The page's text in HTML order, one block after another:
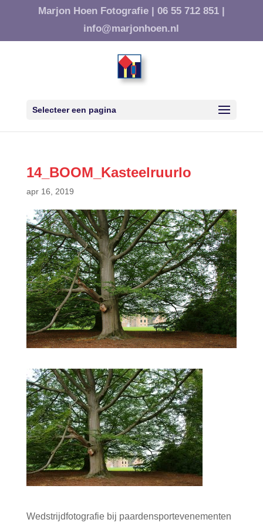
Marjon Hoen Fotografie | 06 55 712 851 |
info@marjonhoen.nl
Selecteer een pagina
14_BOOM_Kasteelruurlo
apr 16, 2019
Wedstrijdfotografie bij paardensportevenementen